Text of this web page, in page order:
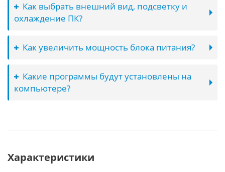
Как выбрать внешний вид, подсветку и
охлаждение ПК?
Как увеличить мощность блока питания?
Какие программы будут установлены на
компьютере?
Характеристики